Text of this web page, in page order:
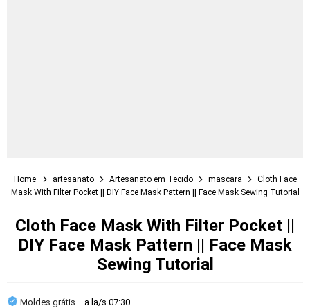
Home artesanato Artesanato em Tecido mascara
Cloth Face
Mask With Filter Pocket || DIY Face Mask Pattern || Face Mask Sewing Tutorial
Cloth Face Mask With Filter Pocket ||
DIY Face Mask Pattern || Face Mask
Sewing Tutorial
Moldes grátis a la/s 07:30